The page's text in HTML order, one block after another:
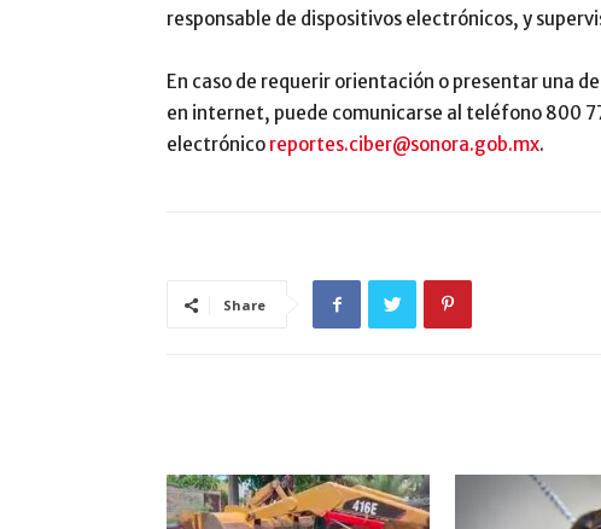
responsable de dispositivos electrónicos, y
En caso de requerir orientación o presentar una
en internet, puede comunicarse al teléfono 800
electrónico reportes.ciber@sonora.gob.mx.
Share